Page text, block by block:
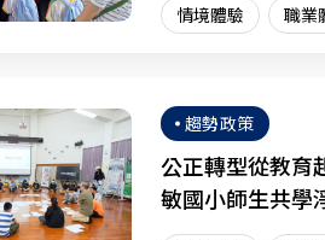
情境體驗 職業
臺灣現場
趨勢政策
公正轉型從教育
敏國小師生共學